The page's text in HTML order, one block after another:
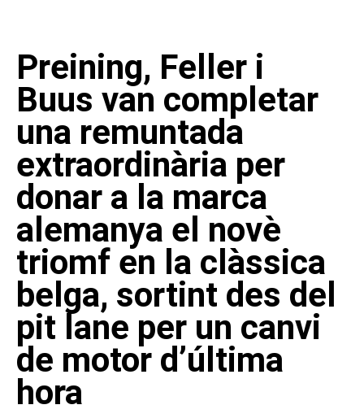
Preining, Feller i
Buus van completar
una remuntada
extraordinària per
donar a la marca
alemanya el novè
triomf en la clàssica
belga, sortint des del
pit lane per un canvi
de motor d’última
hora